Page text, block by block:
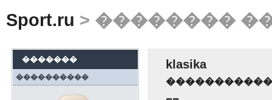
Sport.ru > ��������
�������
����������
klasika